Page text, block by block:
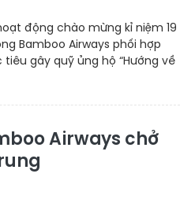
động chào mừng kỉ niệm 19
Bamboo Airways phối hợp
gây quỹ ủng hộ “Hướng về
Airways chở